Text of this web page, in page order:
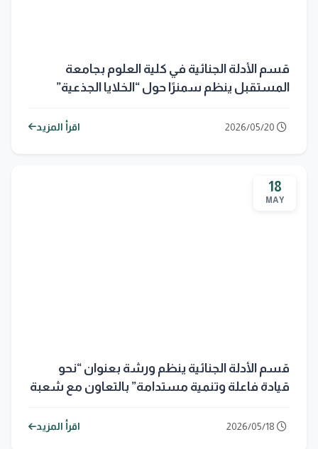
قسم الأدلة الجنائية في كلية العلوم بجامعة
المستقبل ينظم سمنرًا حول “الخلايا الجذعية”
اقرأ المزيد
18
MAY
قسم الأدلة الجنائية ينظم ورشة بعنوان “نحو
قيادة فاعلة وتنمية مستدامة” بالتعاون مع شعبة
اقرأ المزيد